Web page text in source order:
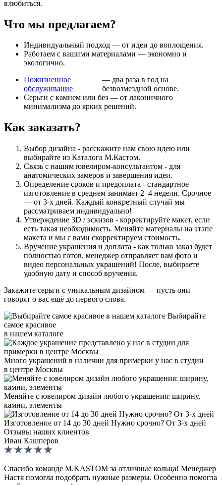
влюбиться.
Что мы предлагаем?
Индивидуальный подход — от идеи до воплощения.
Работаем с вашими материалами — экономно и
экологично.
Пожизненное
обслуживание
— два раза в год на
безвозмездной основе.
Серьги с камнем или без — от лаконичного
минимализма до ярких решений.
Как заказать?
Выбор дизайна - расскажите нам свою идею или
выбирайте из Каталога М.Кастом.
Связь с нашим ювелиром-консультантом - для
анатомических замеров и завершения идеи.
Определение сроков и предоплата - стандартное
изготовление в среднем занимает 2–4 недели. Срочное
— от 3-х дней. Каждый конкретный случай мы
рассматриваем индивидуально!
Утверждение 3D / эскизов - корректируйте макет, если
есть такая необходимость. Меняйте материалы на этапе
макета и мы с вами скорректируем стоимость.
Вручение украшения и доплата - как только заказ будет
полностью готов, менеджер отправляет вам фото и
видео персональных украшений! После, выбираете
удобную дату и способ вручения.
Закажите серьги с уникальным дизайном — пусть они
говорят о вас ещё до первого слова.
Выбирайте
самое красивое
в нашем каталоге
Много украшений в наличии для примерки у нас в студии
в центре Москвы
Меняйте с ювелиром дизайн любого украшения: ширину,
камни, элементы
Изготовление от 14 до 30 дней Нужно срочно? От 3-х дней
Отзывы наших клиентов
Иван Кашперов
Спасибо команде M.KASTOM за отличные кольца! Менеджер
Настя помогла подобрать нужные размеры. Особенно помогла